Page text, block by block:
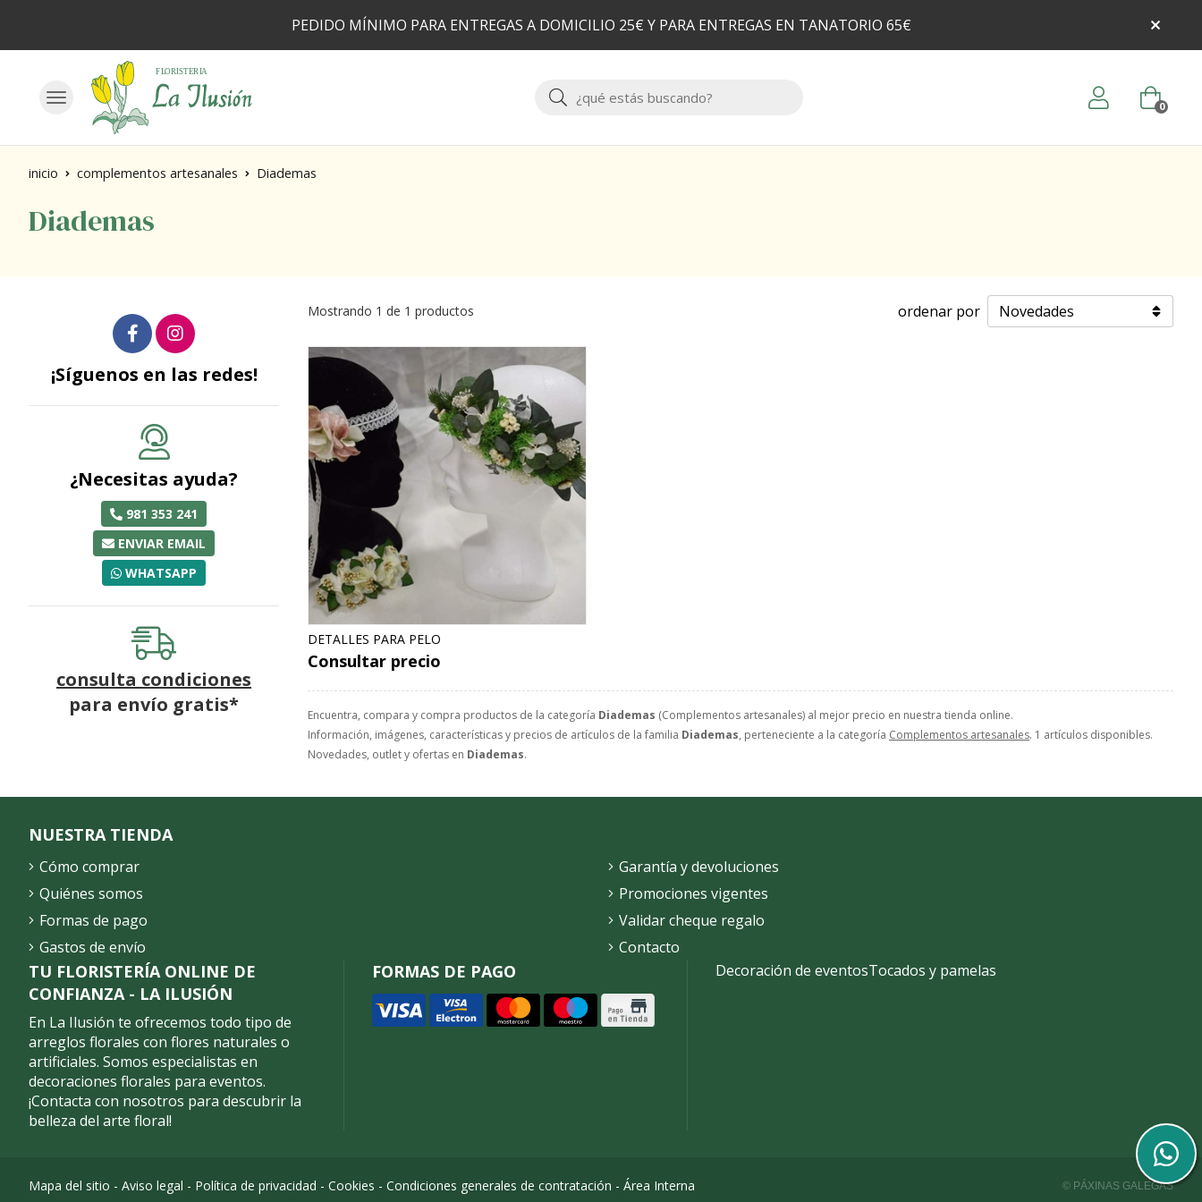
PEDIDO MÍNIMO PARA ENTREGAS A DOMICILIO 25€ Y PARA ENTREGAS EN TANATORIO 65€
Buscar 0
inicio complementos artesanales Diademas
Diademas
Encuentra, compara y compra productos de la categoría Diademas (Complementos artesanales) al mejor precio en nuestra tienda online.
Información, imágenes, características y precios de artículos de la familia Diademas, perteneciente a la categoría Complementos artesanales. 1 artículos disponibles.
Novedades, outlet y ofertas en Diademas.
Mostrando 1 de 1 productos ordenar por
DETALLES PARA PELO
Consultar precio
¡Síguenos en las redes!
¿Necesitas ayuda?
981 353 241
ENVIAR EMAIL
WHATSAPP
consulta condiciones
para envío gratis*
TU FLORISTERÍA ONLINE DE
CONFIANZA - LA ILUSIÓN
En La Ilusión te ofrecemos todo tipo de
arreglos florales con flores naturales o
artificiales. Somos especialistas en
decoraciones florales para eventos.
¡Contacta con nosotros para descubrir la
belleza del arte floral!
FORMAS DE PAGO
NUESTRA TIENDA
Cómo comprar
Quiénes somos
Formas de pago
Gastos de envío
Garantía y devoluciones
Promociones vigentes
Validar cheque regalo
Contacto
Decoración de eventosTocados y pamelas
Mapa del sitio - Aviso legal - Política de privacidad - Cookies - Condiciones generales de contratación - Área Interna © PÁXINAS GALEGAS